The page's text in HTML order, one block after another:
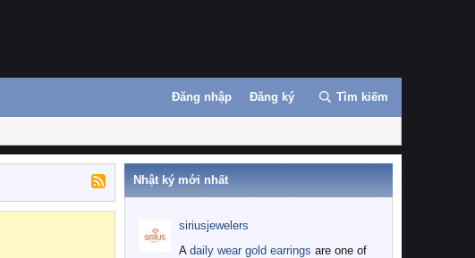
Đăng nhập Đăng ký Tìm kiếm
Nhật ký mới nhất
siriusjewelers
A daily wear gold earrings are one of